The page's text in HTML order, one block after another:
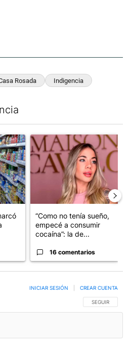
Rosada Indigencia
el título "La inflación en CABA
Un artículo de tendencia con
“Como no tenía sueño,
empecé a consumir
cocaína”: la de...
16 comentarios
SIGA ESTA
SEGUIR
INICIAR SESIÓN CREAR CUENTA